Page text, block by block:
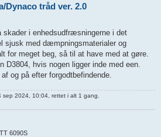
Dynaco tråd ver. 2.0
i enhedsudfræsningerne i det
sjusk med dæmpningsmaterialer og
for meget beg, så til at have med at gøre.
D3804, hvis nogen ligger inde med een.
og på efter forgodtbefindende.
sep 2024, 10:04, rettet i alt 1 gang.
6090S